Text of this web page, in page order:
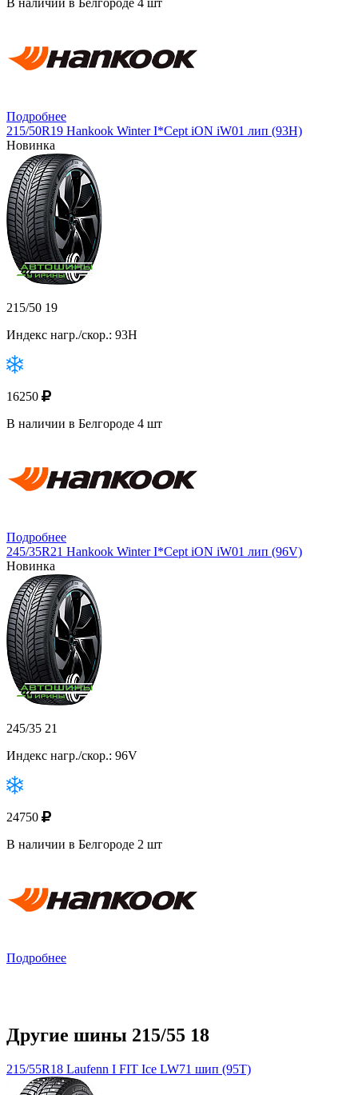
В наличии в Белгороде 4 шт
Подробнее
215/50R19 Hankook Winter I*Cept iON iW01 лип (93H)
Новинка
215/50 19
Индекс нагр./скор.: 93H
16250
В наличии в Белгороде 4 шт
Подробнее
245/35R21 Hankook Winter I*Cept iON iW01 лип (96V)
Новинка
245/35 21
Индекс нагр./скор.: 96V
24750
В наличии в Белгороде 2 шт
Подробнее
Другие шины 215/55 18
215/55R18 Laufenn I FIT Ice LW71 шип (95T)